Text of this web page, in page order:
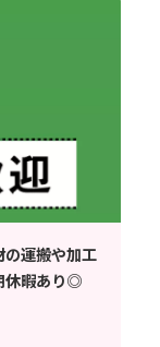
の運搬や加工
休暇あり◎